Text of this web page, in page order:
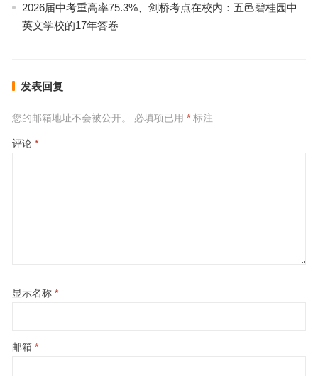
2026届中考重高率75.3%、剑桥考点在校内：五邑碧桂园中
英文学校的17年答卷
发表回复
您的邮箱地址不会被公开。 必填项已用 *标注
评论 *
显示名称 *
邮箱 *